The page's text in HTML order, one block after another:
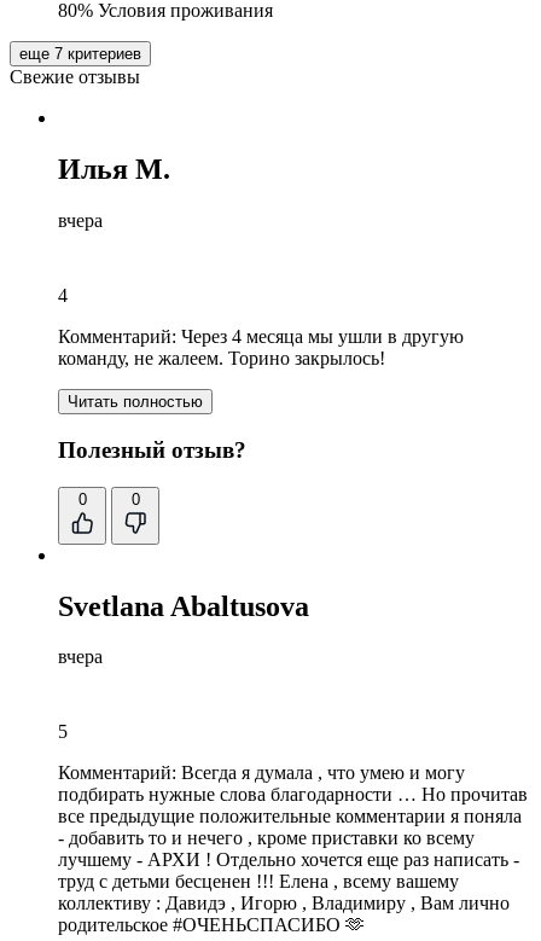
80% Условия проживания
еще 7 критериев
Свежие отзывы
Илья М.
вчера
4
Комментарий: Через 4 месяца мы ушли в другую
команду, не жалеем. Торино закрылось!
Читать полностью
Полезный отзыв?
0 0
Svetlana Abaltusova
вчера
5
Комментарий: Всегда я думала , что умею и могу
подбирать нужные слова благодарности … Но прочитав
все предыдущие положительные комментарии я поняла
- добавить то и нечего , кроме приставки ко всему
лучшему - АРХИ ! Отдельно хочется еще раз написать -
труд с детьми бесценен !!! Елена , всему вашему
коллективу : Давидэ , Игорю , Владимиру , Вам лично
родительское #ОЧЕНЬСПАСИБО 🫶